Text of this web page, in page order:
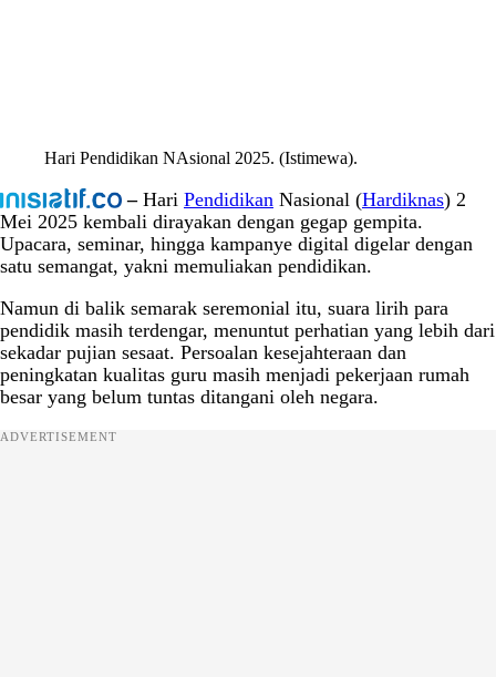
Hari Pendidikan NAsional 2025. (Istimewa).
–Hari Pendidikan Nasional (Hardiknas) 2
Mei 2025 kembali dirayakan dengan gegap gempita.
Upacara, seminar, hingga kampanye digital digelar dengan
satu semangat, yakni memuliakan pendidikan.
Namun di balik semarak seremonial itu, suara lirih para
pendidik masih terdengar, menuntut perhatian yang lebih dari
sekadar pujian sesaat. Persoalan kesejahteraan dan
peningkatan kualitas guru masih menjadi pekerjaan rumah
besar yang belum tuntas ditangani oleh negara.
ADVERTISEMENT